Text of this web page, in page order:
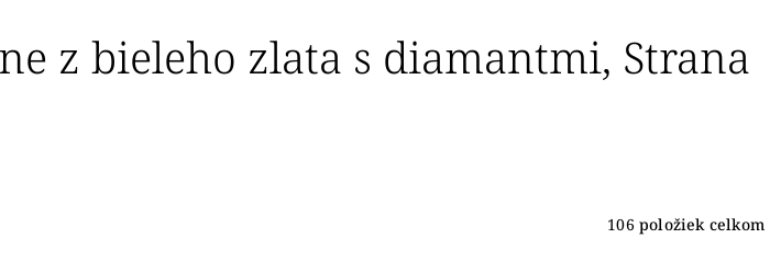
z bieleho zlata s diamantmi, Strana
106 položiek celkom